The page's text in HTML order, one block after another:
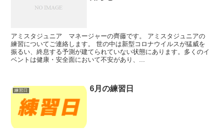
アミスタジュニア マネージャーの齊藤です。 アミスタジュニアの
練習についてご連絡します。 世の中は新型コロナウイルスが猛威を
振るい、終息する予測が建てられていない状態にあります。多くのイ
ベントは健康・安全面において不安があり、...
練習日 6月の練習日